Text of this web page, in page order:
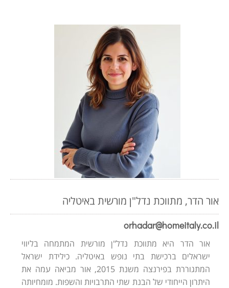
אור הדר, מתווכת נדל"ן מורשית באיטליה
orhadar@homeitaly.co.il
אור הדר היא מתווכת נדל"ן מורשית המתמחה בליווי
ישראלים ברכישת בתי נופש באיטליה. כילידת ישראל
המתגוררת בפירנצה משנת 2015, אור מביאה עמה את
היתרון הייחודי של הבנת שתי התרבויות והשפות. מומחיותה